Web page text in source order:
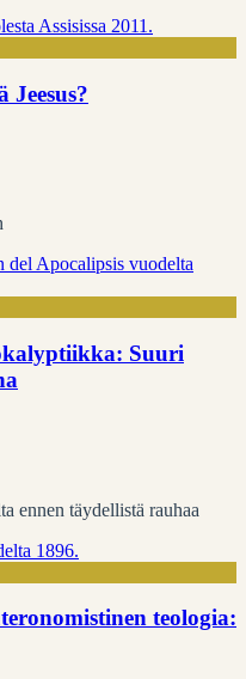
Suuri
ennen täydellistä rauhaa
teologia: